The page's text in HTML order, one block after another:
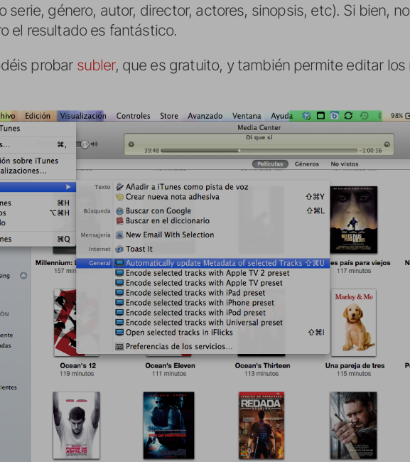
serie, género, autor, director, actores, sinopsis, etc). Si bien,
el resultado es fantástico.
probar subler, que es gratuito, y también permite editar